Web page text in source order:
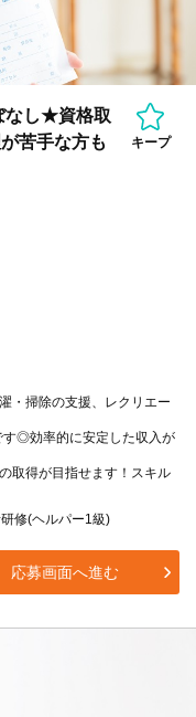
なし★資格取
苦手な方も
キープ
・掃除の支援、レクリエー
す◎効率的に安定した収入が
取得が目指せます！スキル
修(ヘルパー1級)
応募画面へ進む